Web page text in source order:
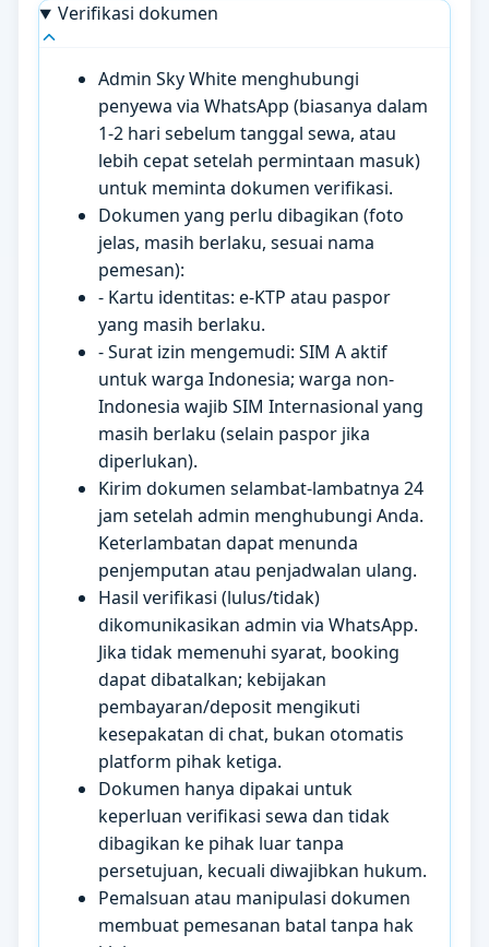
Verifikasi dokumen
Admin Sky White menghubungi
penyewa via WhatsApp (biasanya dalam
1-2 hari sebelum tanggal sewa, atau
lebih cepat setelah permintaan masuk)
untuk meminta dokumen verifikasi.
Dokumen yang perlu dibagikan (foto
jelas, masih berlaku, sesuai nama
pemesan):
- Kartu identitas: e-KTP atau paspor
yang masih berlaku.
- Surat izin mengemudi: SIM A aktif
untuk warga Indonesia; warga non-
Indonesia wajib SIM Internasional yang
masih berlaku (selain paspor jika
diperlukan).
Kirim dokumen selambat-lambatnya 24
jam setelah admin menghubungi Anda.
Keterlambatan dapat menunda
penjemputan atau penjadwalan ulang.
Hasil verifikasi (lulus/tidak)
dikomunikasikan admin via WhatsApp.
Jika tidak memenuhi syarat, booking
dapat dibatalkan; kebijakan
pembayaran/deposit mengikuti
kesepakatan di chat, bukan otomatis
platform pihak ketiga.
Dokumen hanya dipakai untuk
keperluan verifikasi sewa dan tidak
dibagikan ke pihak luar tanpa
persetujuan, kecuali diwajibkan hukum.
Pemalsuan atau manipulasi dokumen
membuat pemesanan batal tanpa hak